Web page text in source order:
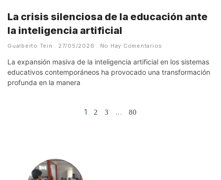
La crisis silenciosa de la educación ante
la inteligencia artificial
Gualberto Tein 27/05/2026 No Hay Comentarios
La expansión masiva de la inteligencia artificial en los sistemas
educativos contemporáneos ha provocado una transformación
profunda en la manera
1 2 3 … 80